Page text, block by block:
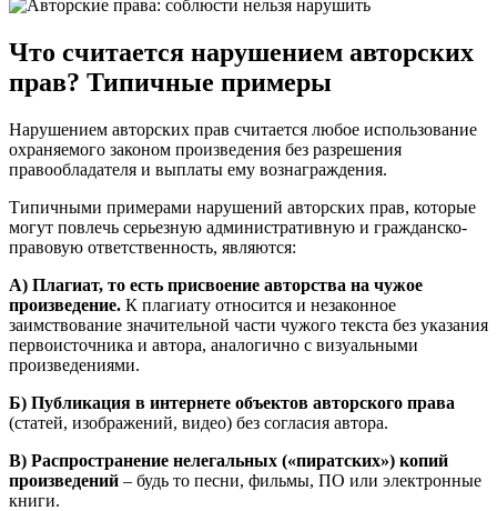
Что считается нарушением авторских
прав? Типичные примеры
Нарушением авторских прав считается любое использование
охраняемого законом произведения без разрешения
правообладателя и выплаты ему вознаграждения.
Типичными примерами нарушений авторских прав, которые
могут повлечь серьезную административную и гражданско-
правовую ответственность, являются:
А) Плагиат, то есть присвоение авторства на чужое
произведение. К плагиату относится и незаконное
заимствование значительной части чужого текста без указания
первоисточника и автора, аналогично с визуальными
произведениями.
Б) Публикация в интернете объектов авторского права
(статей, изображений, видео) без согласия автора.
В) Распространение нелегальных («пиратских») копий
произведений – будь то песни, фильмы, ПО или электронные
книги.